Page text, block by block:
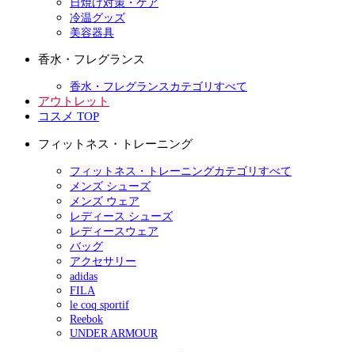
日焼け対策・ケア
冷温グッズ
美容器具
香水・フレグランス
香水・フレグランスカテゴリすべて
アウトレット
コスメ TOP
フィットネス・トレーニング
フィットネス・トレーニングカテゴリすべて
メンズ シューズ
メンズ ウェア
レディース シューズ
レディースウェア
バッグ
アクセサリー
adidas
FILA
le coq sportif
Reebok
UNDER ARMOUR